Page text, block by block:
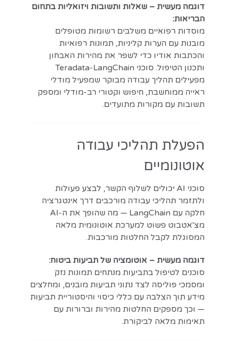
דוגמה מעשית – שאלות ותשובות ויזואליות בתחום
הבריאות:
מוסדות רפואיים משלבים רשומות מטופלים
מובנות עם הערות קליניות, תמונות רפואיות
והכתבות אודיו כדי לשפר את מהירות האבחון
ותכנון הטיפול. סוכני Teradata-LangChain
מפעילים תהליך עבודה מבוקר שמפעיל מודלי
ראייה ממוחשבת, חיפוש וקטורי רב-מודלי ומספק
תשובות עם מקורות מתועדים.
הפעלת תהליכי עבודה
אוטונומיים
סוכני AI יכולים לשלוף הקשר, לבצע פעולות
ולתזמר תהליכי עבודה מורכבים דרך אינטגרציה
חלקה עם LangChain — מה שהופך את ה-AI
מצ'אטבוט פשוט למערכת אוטונומית מלאה
המסוגלת לקבל החלטות מורכבות.
דוגמה מעשית – אוטומציה של תביעות ביטוח:
סוכנים לטיפול בתביעות מנתחים תמונות נזק
ומסמכי פוליסה לצד נתוני תביעות מובנים, ומחלצים
מידע תוך הצלבה עם כללי כיסוי והיסטוריית תביעות
— וכך מספקים החלטות מהירות וברורות עם
תאימות מלאה לביקורת.